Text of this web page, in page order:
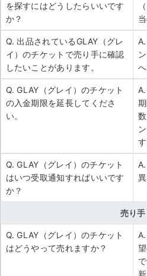
を探すにはどうしたらいいです
か？
Q. 出品されているGLAY（グレ
イ）のチケットで売り手に確認
したいことがあります。
Q. GLAY（グレイ）のチケット
の入金期限を延長してくださ
い。
す
Q. GLAY（グレイ）のチケット
はいつ受取通知すればいいです
か？
売り手
Q. GLAY（グレイ）のチケット
はどうやって売れますか？